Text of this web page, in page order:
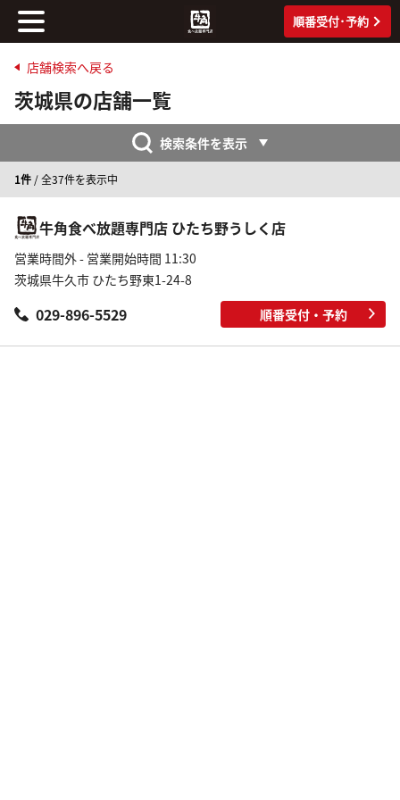
順番受付･予約
店舗検索へ戻る
茨城県の店舗一覧
検索条件を表示
1件 / 全37件を表示中
牛角食べ放題専門店 ひたち野うしく店
営業時間外 - 営業開始時間 11:30
茨城県牛久市 ひたち野東1-24-8
029-896-5529 順番受付・予約